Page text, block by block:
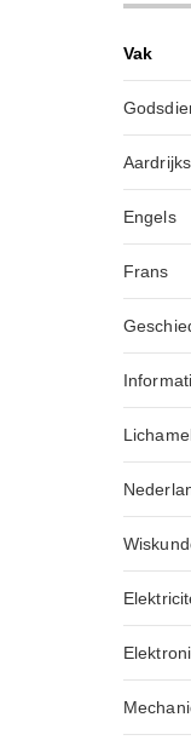
Vak
Engels
Frans